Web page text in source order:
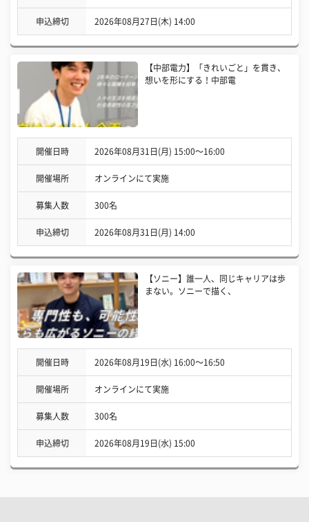
申込締切 2026年08月27日(木) 14:00
【中部電力】「きれいごと」を貫き、
想いを形にする！中部電
開催日時 2026年08月31日(月) 15:00〜16:00
開催場所 オンラインにて実施
募集人数 300名
申込締切 2026年08月31日(月) 14:00
【ソニー】誰一人、同じキャリアは歩
まない。ソニーで描く、
開催日時 2026年08月19日(水) 16:00〜16:50
開催場所 オンラインにて実施
募集人数 300名
申込締切 2026年08月19日(水) 15:00